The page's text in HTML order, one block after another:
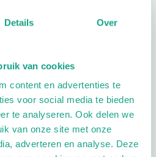
Details Over
van cookies
content en advertenties te
voor social media te bieden
te analyseren. Ook delen we
van onze site met onze
adverteren en analyse. Deze
gevonden